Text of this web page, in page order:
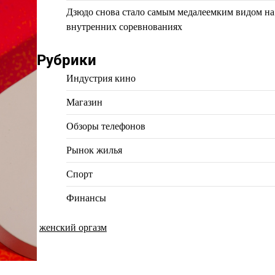
Дзюдо снова стало самым медалеемким видом на
внутренних соревнованиях
Рубрики
Индустрия кино
Магазин
Обзоры телефонов
Рынок жилья
Спорт
Финансы
женский оргазм